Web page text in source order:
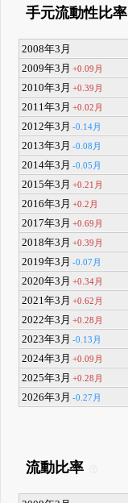
手元流動性比率
2008年3月
2009年3月 +0.09月
2010年3月 +0.39月
2011年3月 +0.02月
2012年3月 -0.14月
2013年3月 -0.08月
2014年3月 -0.05月
2015年3月 +0.21月
2016年3月 +0.2月
2017年3月 +0.69月
2018年3月 +0.39月
2019年3月 -0.07月
2020年3月 +0.34月
2021年3月 +0.62月
2022年3月 +0.28月
2023年3月 -0.13月
2024年3月 +0.09月
2025年3月 +0.28月
2026年3月 -0.27月
流動比率